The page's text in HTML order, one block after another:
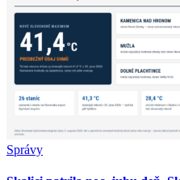
Správy